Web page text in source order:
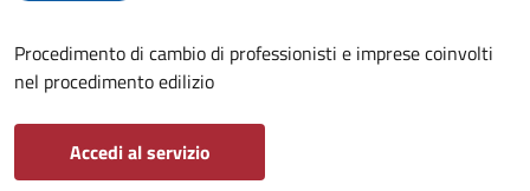
Procedimento di cambio di professionisti e imprese coinvolti
nel procedimento edilizio
Accedi al servizio